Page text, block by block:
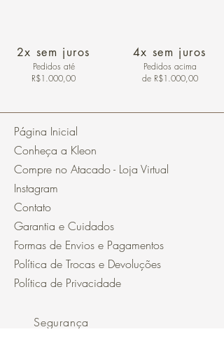
2x sem juros
Pedidos até
R$1.000,00
4x sem juros
Pedidos acima
de R$1.000,00
Página Inicial
Conheça a Kleon
Compre no Atacado - Loja Virtual
Instagram
Contato
Garantia e Cuidados
Formas de Envios e Pagamentos
Política de Trocas e Devoluções
Política de Privacidade
Segurança